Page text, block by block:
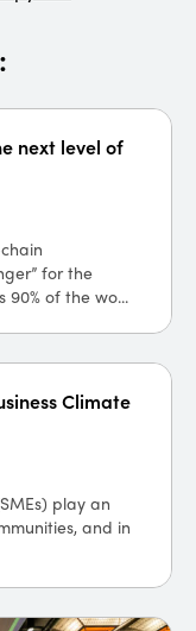
next level of
for the
of the wo...
Climate
play an
and in